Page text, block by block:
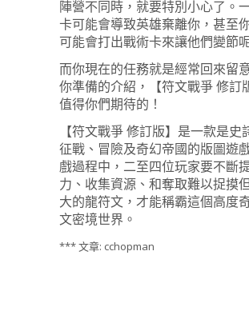
陣營不同時，就要特別小心了。
卡可能會導致英雄棄離你，甚至
可能會打出戰術卡來讓他們變節
而你現在的任務就是經常回來留
你準備的介紹，【符文戰爭 修訂
值得你們期待的！
【符文戰爭 修訂版】是一款是史
征戰、冒險及奇幻帝國的版圖遊
戲過程中，二至四位玩家要不斷
力、收集資源、和奪取難以捉摸
大的龍符文，才能稱霸這個高度
文密境世界。
*** 文章: cchopman